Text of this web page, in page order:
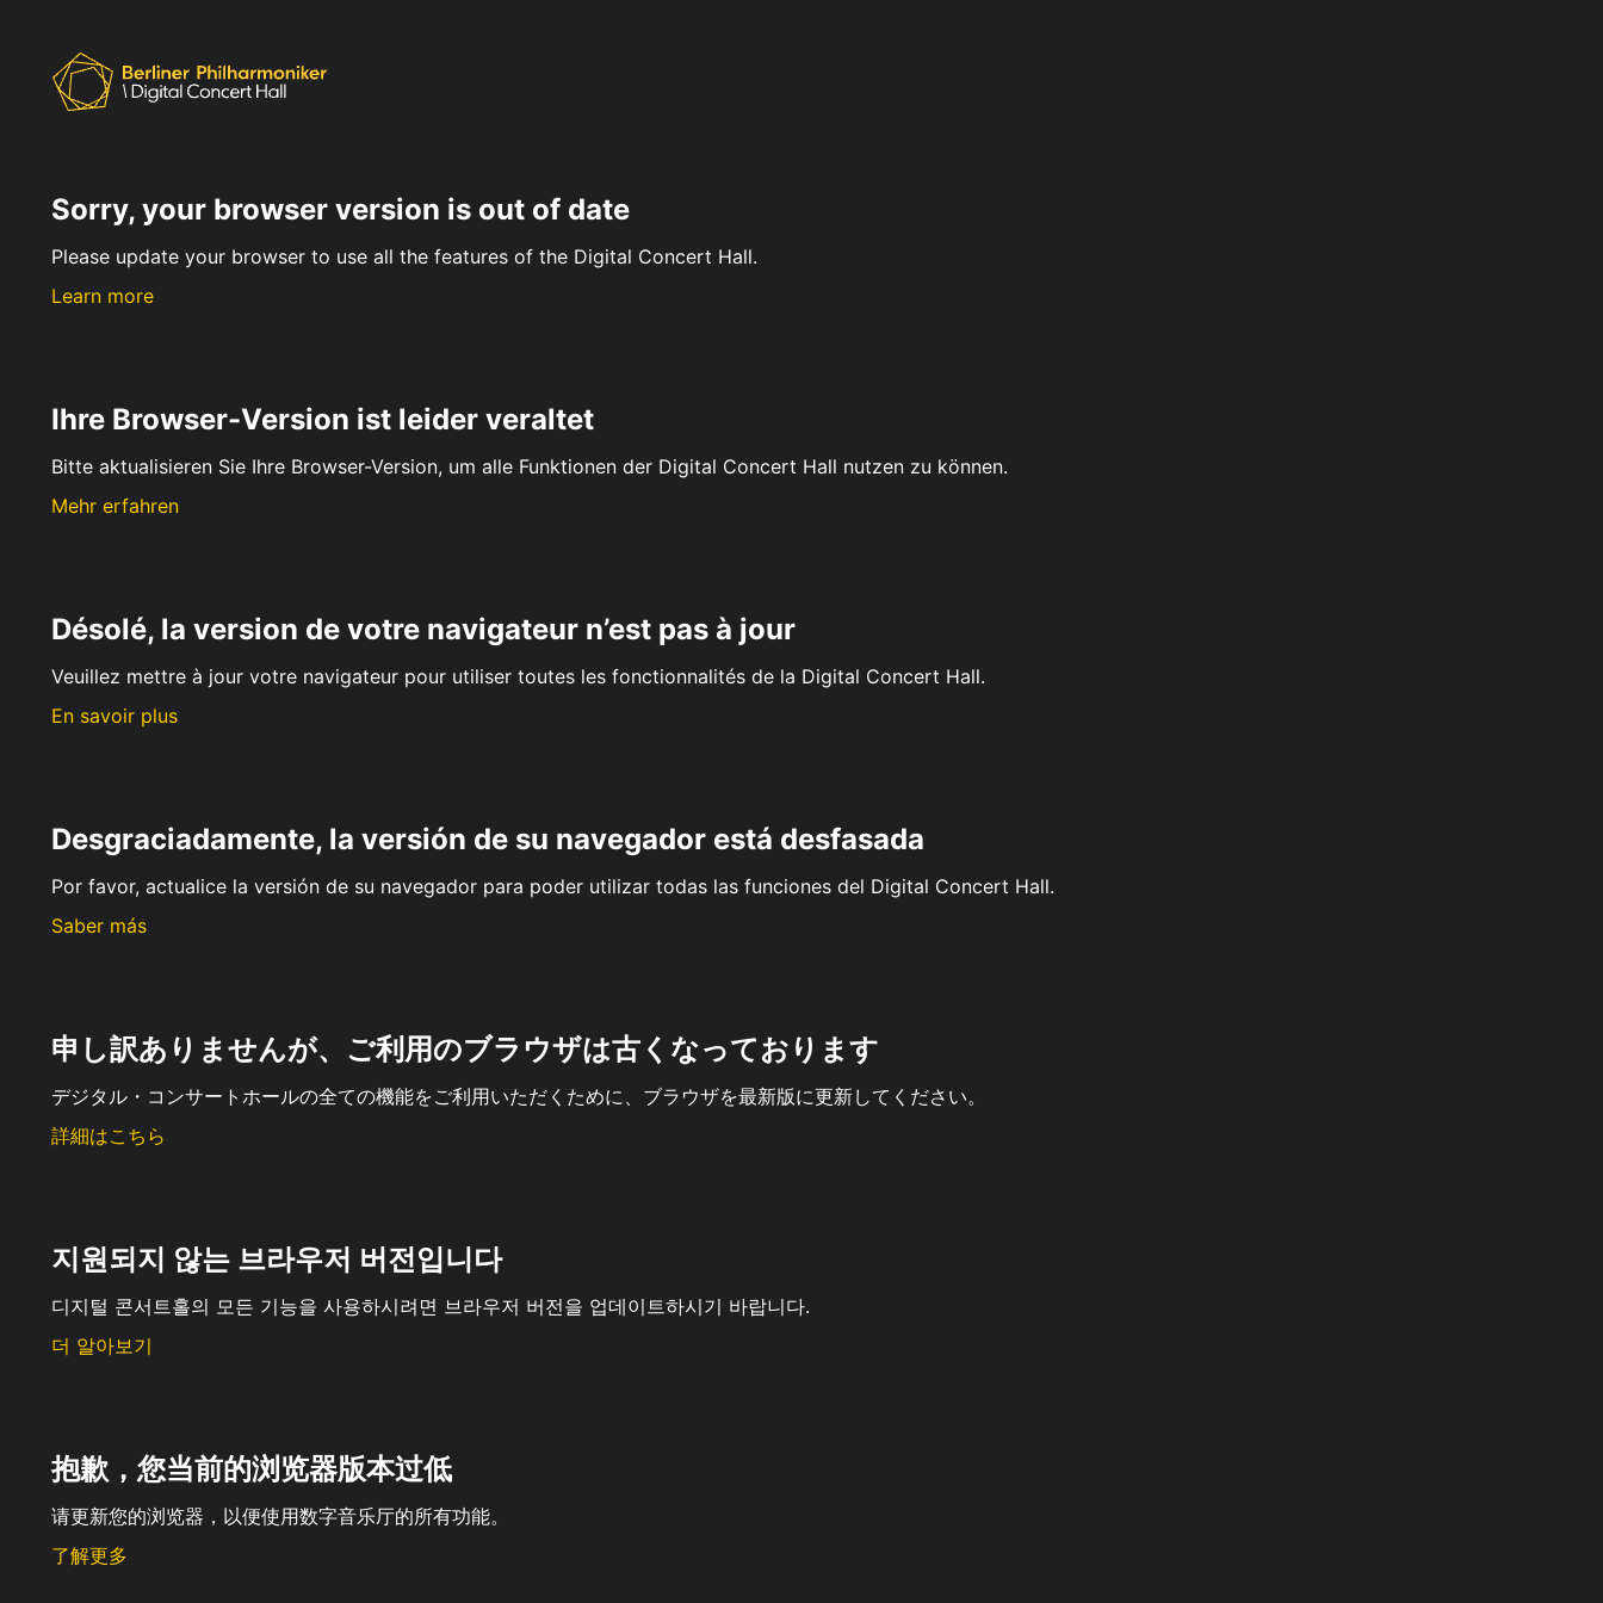
Sorry, your browser version is out of date
Please update your browser to use all the features of the Digital Concert Hall.
Learn more
Ihre Browser-Version ist leider veraltet
Bitte aktualisieren Sie Ihre Browser-Version, um alle Funktionen der Digital Concert Hall nutzen zu können.
Mehr erfahren
Désolé, la version de votre navigateur n’est pas à jour
Veuillez mettre à jour votre navigateur pour utiliser toutes les fonctionnalités de la Digital Concert Hall.
En savoir plus
Desgraciadamente, la versión de su navegador está desfasada
Por favor, actualice la versión de su navegador para poder utilizar todas las funciones del Digital Concert Hall.
Saber más
申し訳ありませんが、ご利用のブラウザは古くなっております
デジタル・コンサートホールの全ての機能をご利用いただくために、ブラウザを最新版に更新してください。
詳細はこちら
지원되지 않는 브라우저 버전입니다
디지털 콘서트홀의 모든 기능을 사용하시려면 브라우저 버전을 업데이트하시기 바랍니다.
더 알아보기
抱歉，您当前的浏览器版本过低
请更新您的浏览器，以便使用数字音乐厅的所有功能。
了解更多